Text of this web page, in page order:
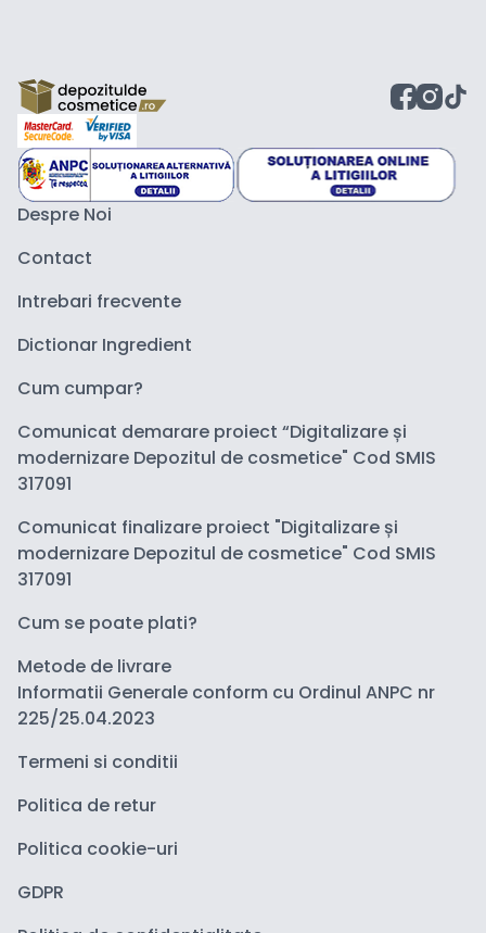
Despre Noi
Contact
Intrebari frecvente
Dictionar Ingredient
Cum cumpar?
Comunicat demarare proiect “Digitalizare și
modernizare Depozitul de cosmetice" Cod SMIS
317091
Comunicat finalizare proiect "Digitalizare și
modernizare Depozitul de cosmetice" Cod SMIS
317091
Cum se poate plati?
Metode de livrare
Informatii Generale conform cu Ordinul ANPC nr
225/25.04.2023
Termeni si conditii
Politica de retur
Politica cookie-uri
GDPR